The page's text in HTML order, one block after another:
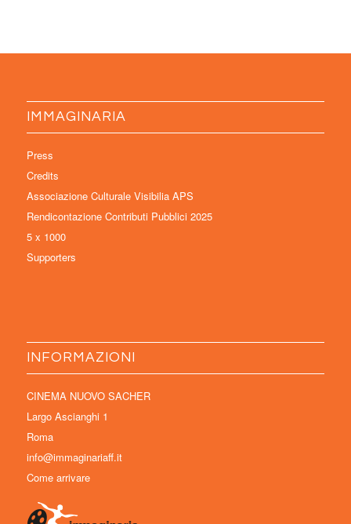
IMMAGINARIA
Press
Credits
Associazione Culturale Visibilia APS
Rendicontazione Contributi Pubblici 2025
5 x 1000
Supporters
INFORMAZIONI
CINEMA NUOVO SACHER
Largo Ascianghi 1
Roma
info@immaginariaff.it
Come arrivare